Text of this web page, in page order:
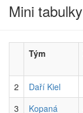
Mini tabulky
Tým
2 Daří Kiel
3
Kopaná